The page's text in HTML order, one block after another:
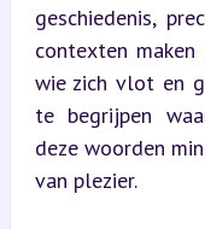
geschiedenis,
contexten
wie zich vlot en
te begrijpen
deze woorden
van plezier.